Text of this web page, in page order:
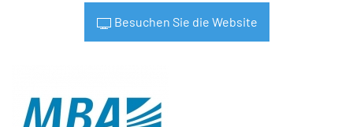
Besuchen Sie die Website